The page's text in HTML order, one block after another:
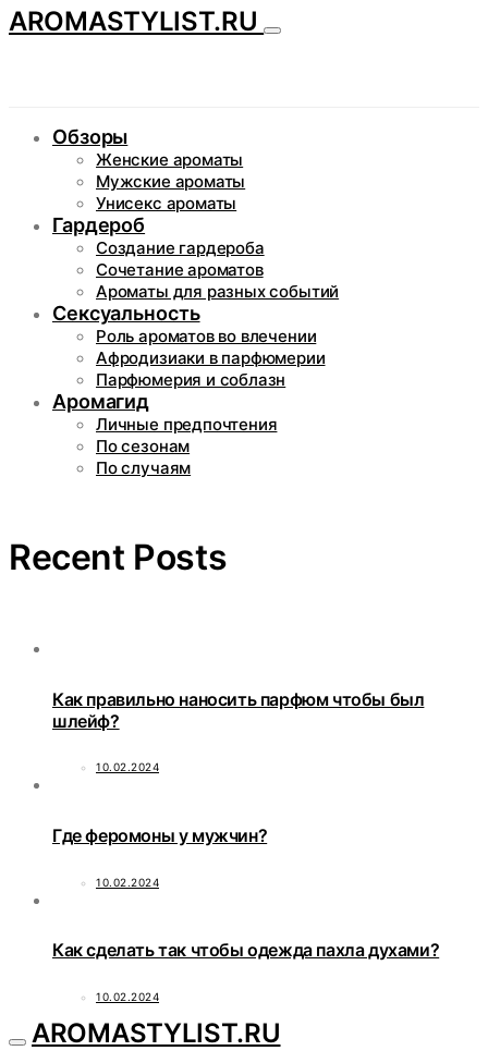
AROMASTYLIST.RU
Обзоры
Женские ароматы
Мужские ароматы
Унисекс ароматы
Гардероб
Создание гардероба
Сочетание ароматов
Ароматы для разных событий
Сексуальность
Роль ароматов во влечении
Афродизиаки в парфюмерии
Парфюмерия и соблазн
Аромагид
Личные предпочтения
По сезонам
По случаям
Recent Posts
Как правильно наносить парфюм чтобы был
шлейф?
10.02.2024
Где феромоны у мужчин?
10.02.2024
Как сделать так чтобы одежда пахла духами?
10.02.2024
AROMASTYLIST.RU